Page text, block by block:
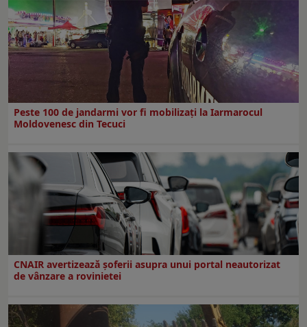
Peste 100 de jandarmi vor fi mobilizați la Iarmarocul
Moldovenesc din Tecuci
CNAIR avertizează șoferii asupra unui portal neautorizat
de vânzare a rovinietei